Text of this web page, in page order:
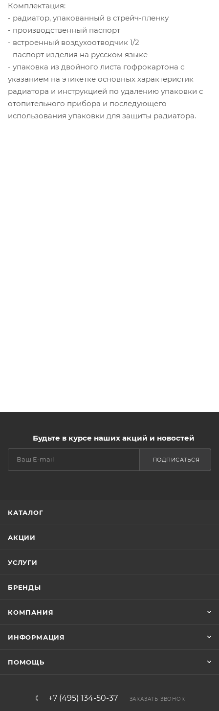
Комплектация:
- радиатор, упакованный в стрейч-пленку
- производственный паспорт
- встроенный воздухоотводчик 1/2
- паспорт изделия на русском языке
- упаковка из двойного листа гофрокартона с
указанием на этикетке основных характеристик
радиатора и инструкцией по удалению упаковки с
отопительного прибора и последующего
использования упаковки для защиты радиатора.
Будьте в курсе наших акций и новостей
ПОДПИСАТЬСЯ
КАТАЛОГ
АКЦИИ
УСЛУГИ
БРЕНДЫ
КОМПАНИЯ
ИНФОРМАЦИЯ
ПОМОЩЬ
+7 (495) 134-50-37 ЗАКАЗАТЬ ЗВОНОК